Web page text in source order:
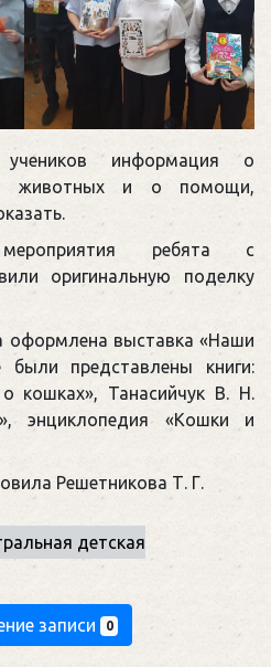
информация о
животных и о помощи,
ребята с
оригинальную поделку
оформлена выставка «Наши
представлены книги:
кошках», Танасийчук В. Н.
энциклопедия «Кошки и
Решетникова Т. Г.
детская
записи 0